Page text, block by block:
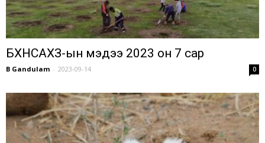
БХНСАХЗ-ын мэдээ 2023 он 7 сар
B Gandulam - 2023-09-14 0